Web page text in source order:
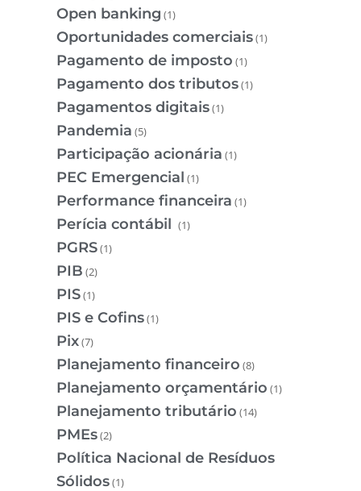
Open banking (1)
Oportunidades comerciais(1)
Pagamento de imposto (1)
Pagamento dos tributos(1)
Pagamentos digitais(1)
Pandemia (5)
Participação acionária (1)
PEC Emergencial (1)
Performance financeira (1)
Perícia contábil (1)
PGRS(1)
PIB (2)
PIS(1)
PIS e Cofins(1)
Pix(7)
Planejamento financeiro (8)
Planejamento orçamentário (1)
Planejamento tributário (14)
PMEs(2)
Política Nacional de Resíduos
Sólidos(1)